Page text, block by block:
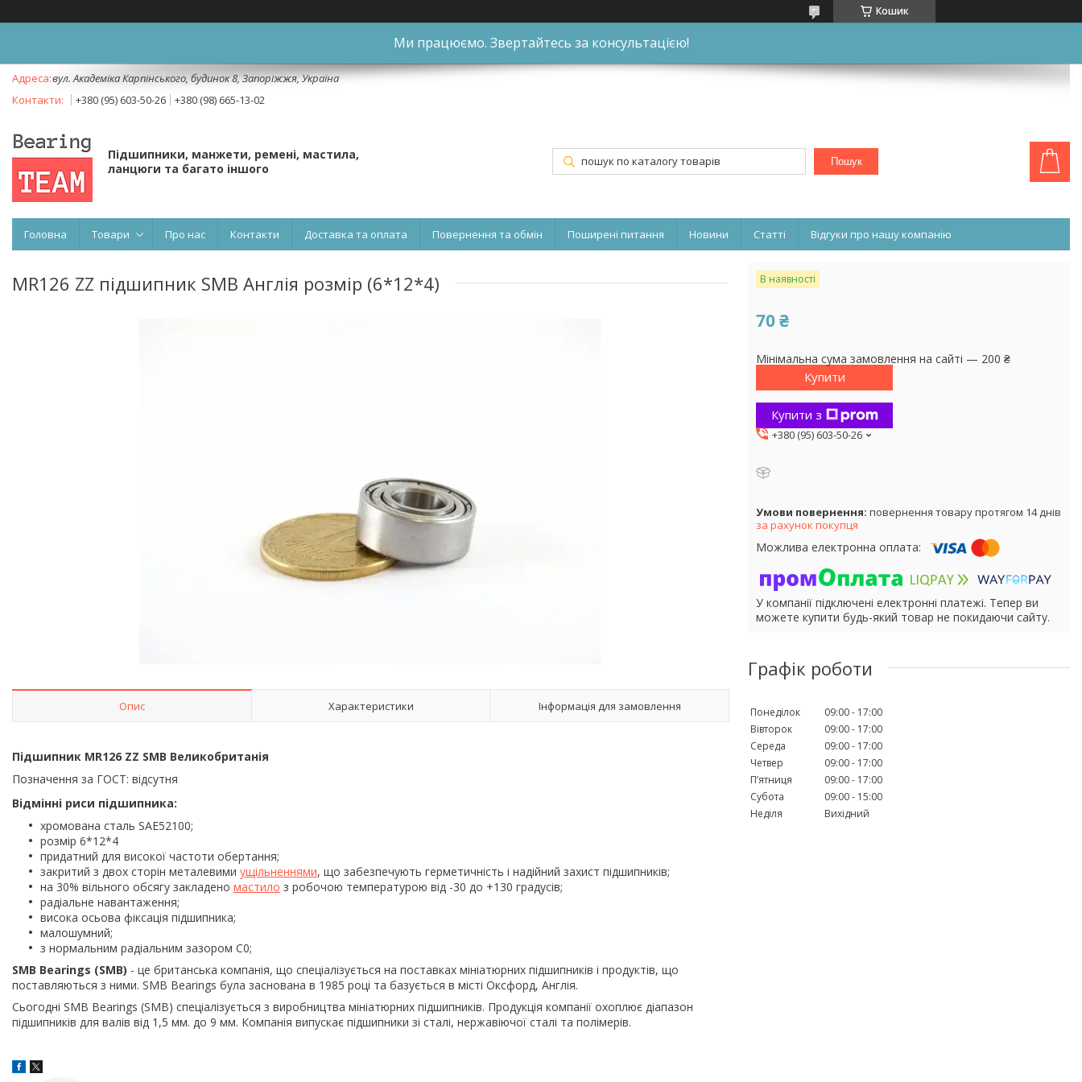
Кошик
Ми працюємо. Звертайтесь за консультацією!
вул. Академіка Карпінського, будинок 8, Запоріжжя, Україна
+380 (95) 603-50-26
+380 (98) 665-13-02
Підшипники, манжети, ремені, мастила,
ланцюги та багато іншого
Пошук
Головна Товари Про нас Контакти Доставка та оплата Повернення та обмін Поширені питання Новини Статті Відгуки про нашу компанію
MR126 ZZ підшипник SMB Англія розмір (6*12*4)
Опис Характеристики Інформація для замовлення
Підшипник MR126 ZZ SMB Великобританія
Позначення за ГОСТ: відсутня
Відмінні риси підшипника:
хромована сталь SAE52100;
розмір 6*12*4
придатний для високої частоти обертання;
закритий з двох сторін металевими ущільненнями, що забезпечують герметичність і надійний захист підшипників;
на 30% вільного обсягу закладено мастило з робочою температурою від -30 до +130 градусів;
радіальне навантаження;
висока осьова фіксація підшипника;
малошумний;
з нормальним радіальним зазором С0;
SMB Bearings (SMB) - це британська компанія, що спеціалізується на поставках мініатюрних підшипників і продуктів, що
поставляються з ними. SMB Bearings була заснована в 1985 році та базується в місті Оксфорд, Англія.
Сьогодні SMB Bearings (SMB) спеціалізується з виробництва мініатюрних підшипників. Продукція компанії охоплює діапазон
підшипників для валів від 1,5 мм. до 9 мм. Компанія випускає підшипники зі сталі, нержавіючої сталі та полімерів.
В наявності
70 ₴
Мінімальна сума замовлення на сайті — 200 ₴
Купити
Купити з
+380 (95) 603-50-26
повернення товару протягом 14 днів
за рахунок покупця
У компанії підключені електронні платежі. Тепер ви
можете купити будь-який товар не покидаючи сайту.
Графік роботи
Понеділок 09:00
17:00
Вівторок
09:00
17:00
Середа
09:00
17:00
Четвер
09:00
17:00
Пʼятниця
09:00
17:00
Субота
09:00
15:00
Неділя
Вихідний